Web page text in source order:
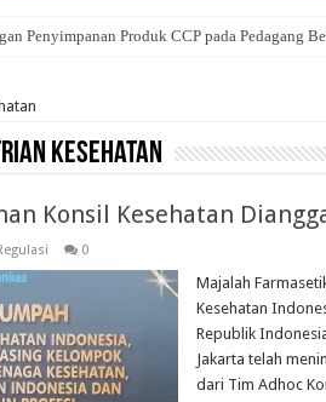
Penyimpanan Produk CCP pada Pedagang
kesehatan
Konsil Kesehatan
0
Majalah
Kesehatan
Republik
Jakarta telah
dari Tim Adhoc